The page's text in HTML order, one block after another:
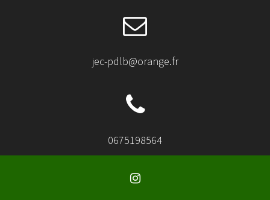
jec-pdlb@orange.fr
0675198564